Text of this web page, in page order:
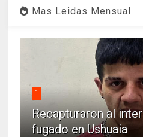
Mas Leidas Mensual
1
Recapturaron al
fugado en Ushuaia